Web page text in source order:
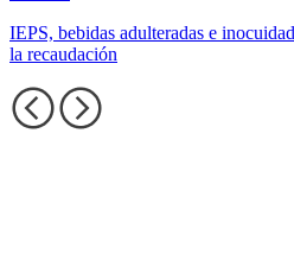
IEPS, bebidas adulteradas e
la recaudación